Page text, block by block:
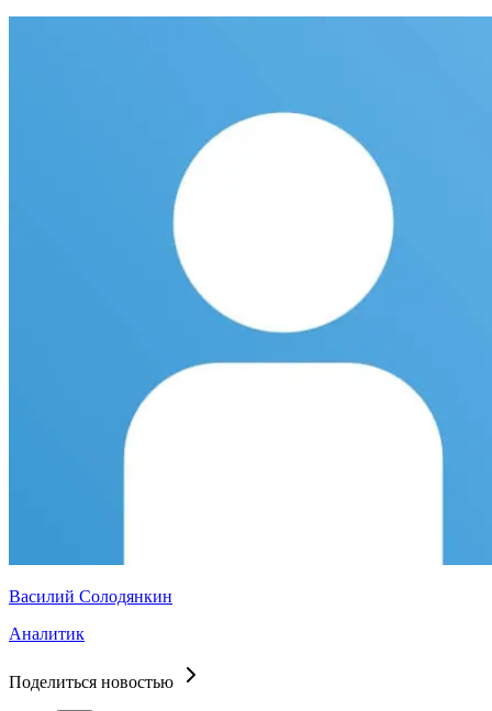
Василий Солодянкин
Аналитик
Поделиться новостью